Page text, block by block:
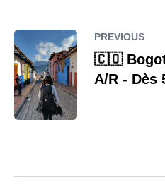
PREVIOUS
🇨🇴
A/R - Dès